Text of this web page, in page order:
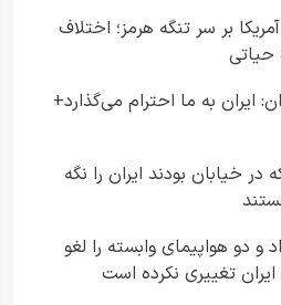
بر سر تنگه هرمز؛ اختلاف
حیاتی
ایران به ما احترام می‌گذارد+
در خیابان بودند ایران را نگه
و دو هواپیمای وابسته را لغو
تغییری نکرده است